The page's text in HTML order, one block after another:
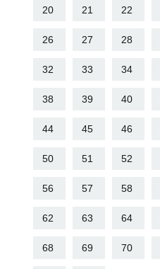
20 21 22
26 27 28
32 33 34
38 39 40
44 45 46
50 51 52
56 57 58
62 63 64
68 69 70